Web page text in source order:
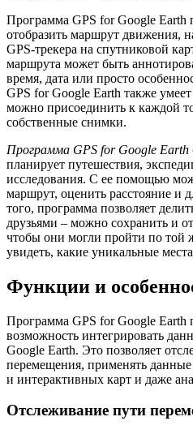
Программа GPS for Google Earth
отобразить маршрут движения,
GPS-трекера на спутниковой
маршрута может быть
время, дата или просто
GPS for Google Earth также
можно присоединить к каждой
собственные снимки.
Программа GPS for Google Earth
планирует путешествия,
исследования. С ее помощью
маршрут, оценить расстояние и
того, программа позволяет
друзьями – можно сохранить и
чтобы они могли пройти по той
увидеть, какие уникальные
Функции и
Программа GPS for Google Earth
возможность интегрировать
Google Earth. Это позволяет
перемещения, применять
и интерактивных карт и даже
Отслеживание пути